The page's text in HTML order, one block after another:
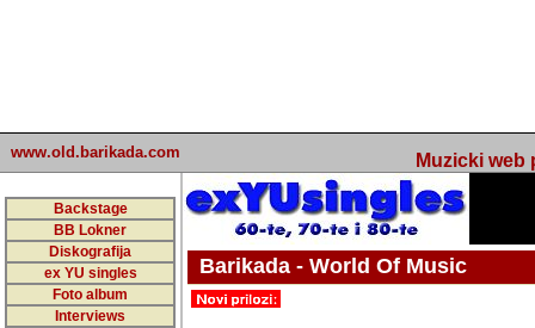
www.old.barikada.com Muzicki web
Backstage
BB Lokner
Diskografija
ex YU singles
Foto album
Interviews
Barikada - World Of Music